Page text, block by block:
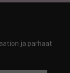
ja parhaat